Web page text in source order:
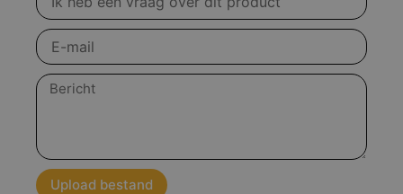
over
product
E-
mail
Bericht
Upload bestand